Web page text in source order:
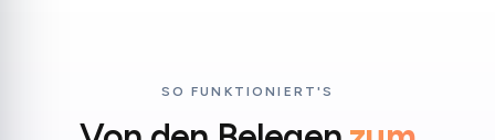
SO FUNKTIONIERT'S